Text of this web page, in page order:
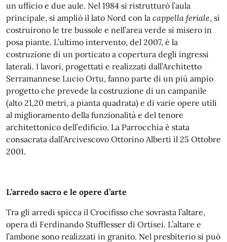
un ufficio e due aule. Nel 1984 si ristrutturò l’aula
principale, si ampliò il lato Nord con la cappella feriale, si
costruirono le tre bussole e nell’area verde si misero in
posa piante. L’ultimo intervento, del 2007, è la
costruzione di un porticato a copertura degli ingressi
laterali. I lavori, progettati e realizzati dall’Architetto
Serramannese Lucio Ortu, fanno parte di un più ampio
progetto che prevede la costruzione di un campanile
(alto 21,20 metri, a pianta quadrata) e di varie opere utili
al miglioramento della funzionalità e del tenore
architettonico dell’edificio. La Parrocchia è stata
consacrata dall’Arcivescovo Ottorino Alberti il 25 Ottobre
2001.
L’arredo sacro e le opere d’arte
Tra gli arredi spicca il Crocifisso che sovrasta l’altare,
opera di Ferdinando Stufflesser di Ortisei. L’altare e
l’ambone sono realizzati in granito. Nel presbiterio si può